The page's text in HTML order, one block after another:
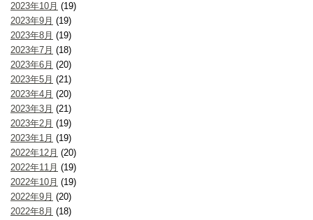
2023年10月 (19)
2023年9月 (19)
2023年8月 (19)
2023年7月 (18)
2023年6月 (20)
2023年5月 (21)
2023年4月 (20)
2023年3月 (21)
2023年2月 (19)
2023年1月 (19)
2022年12月 (20)
2022年11月 (19)
2022年10月 (19)
2022年9月 (20)
2022年8月 (18)